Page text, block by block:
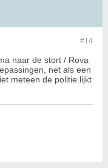
#14
naar de stort / Rova
net als een
meteen de politie lijkt